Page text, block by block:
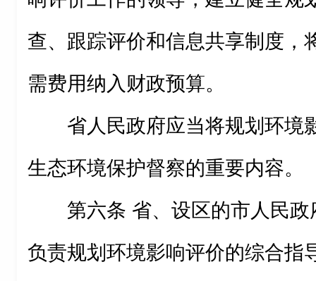
查、跟踪评价和信息共享制度，
需费用纳入财政预算。
省人民政府应当将规划环境
生态环境保护督察的重要内容。
第六条 省、设区的市人民
负责规划环境影响评价的综合指